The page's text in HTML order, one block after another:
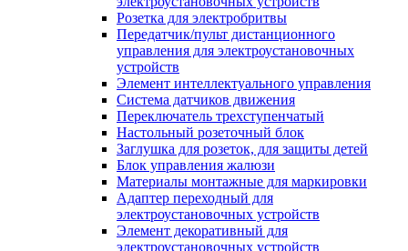
Розетка для электробритвы
Передатчик/пульт дистанционного
управления для электроустановочных
устройств
Элемент интеллектуального управления
Система датчиков движения
Переключатель трехступенчатый
Настольный розеточный блок
Заглушка для розеток, для защиты детей
Блок управления жалюзи
Материалы монтажные для маркировки
Адаптер переходный для
электроустановочных устройств
Элемент декоративный для
электроустановочных устройств